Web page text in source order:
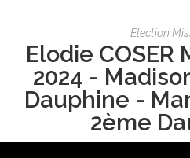
Election
Elodie COSER
2024 -
Dauphine -
2ème